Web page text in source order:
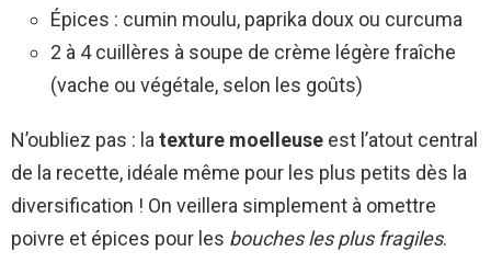
Épices : cumin moulu, paprika doux ou curcuma
2 à 4 cuillères à soupe de crème légère fraîche
(vache ou végétale, selon les goûts)
N’oubliez pas : la texture moelleuse est l’atout central
de la recette, idéale même pour les plus petits dès la
diversification ! On veillera simplement à omettre
poivre et épices pour les bouches les plus fragiles.